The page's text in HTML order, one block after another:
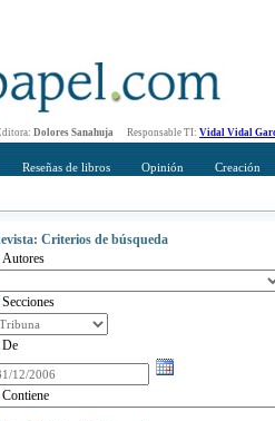
Dolores Sanahuja Responsable TI: Vidal Vidal
Reseñas de libros Opinión Creación
Criterios de búsqueda
Autores
Secciones
De
Contiene